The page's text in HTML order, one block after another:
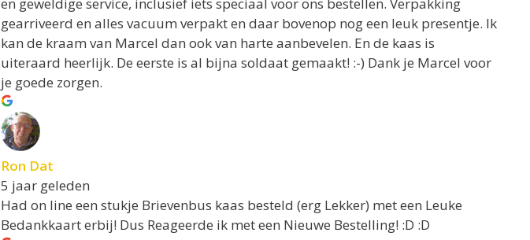
gearriveerd en alles vacuum verpakt en daar bovenop nog een leuk presentje. Ik
kan de kraam van Marcel dan ook van harte aanbevelen. En de kaas is
uiteraard heerlijk. De eerste is al bijna soldaat gemaakt! :-) Dank je Marcel voor
je goede zorgen.
Ron Dat
5 jaar geleden
Had on line een stukje Brievenbus kaas besteld (erg Lekker) met een Leuke
Bedankkaart erbij! Dus Reageerde ik met een Nieuwe Bestelling! :D :D